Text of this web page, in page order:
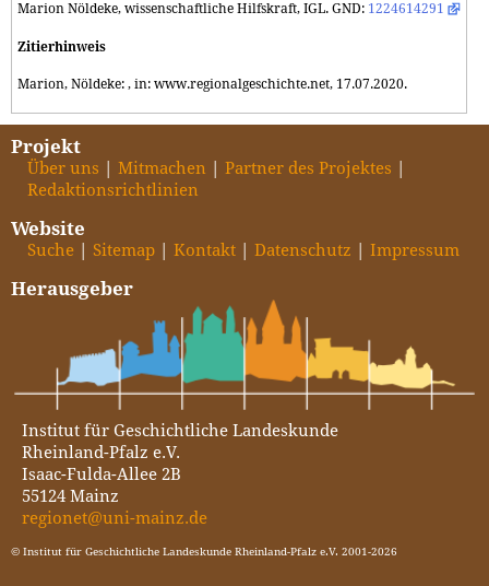
Marion Nöldeke, wissenschaftliche Hilfskraft, IGL. GND: 1224614291
Zitierhinweis
Marion, Nöldeke: , in: www.regionalgeschichte.net, 17.07.2020.
Projekt
Über uns Mitmachen
Partner des Projektes
Redaktionsrichtlinien
Website
Suche Sitemap Kontakt Datenschutz Impressum
Herausgeber
Institut für Geschichtliche Landeskunde
Rheinland-Pfalz e.V.
Isaac-Fulda-Allee 2B
55124 Mainz
regionet@uni-mainz.de
© Institut für Geschichtliche Landeskunde Rheinland-Pfalz e.V. 2001-2026